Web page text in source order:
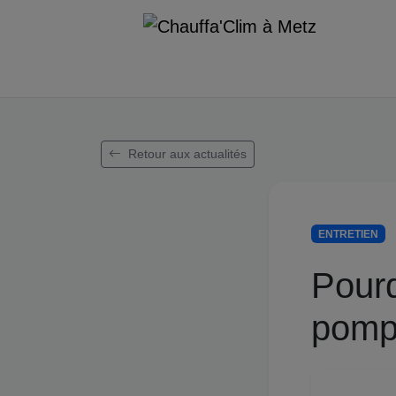
Retour aux actualités
ENTRETIEN